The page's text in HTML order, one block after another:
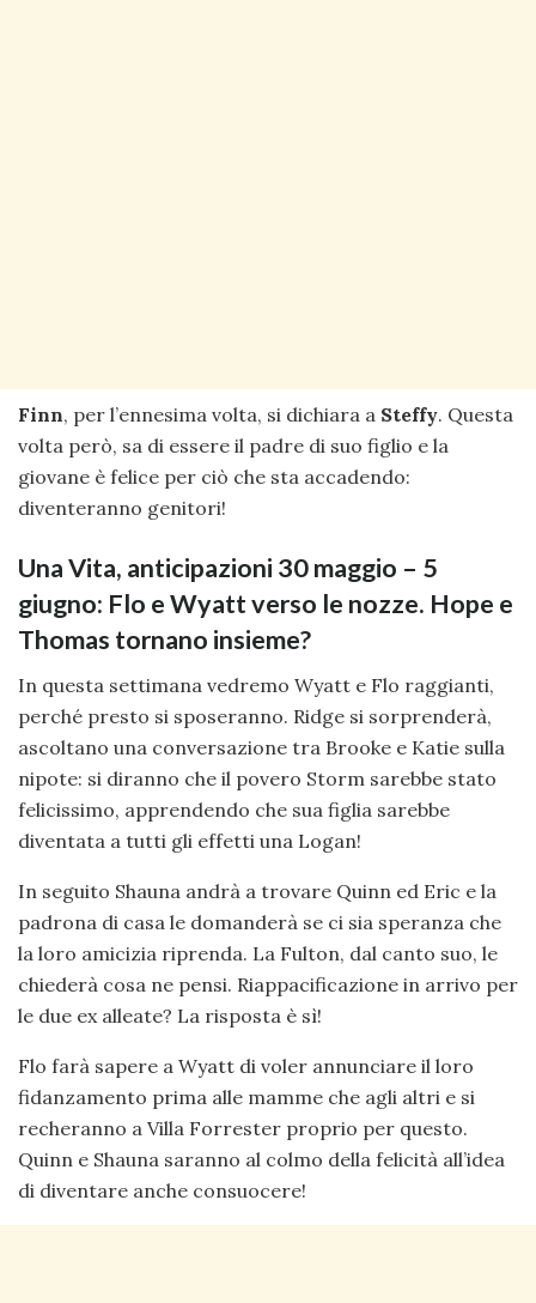
Finn, per l’ennesima volta, si dichiara a Steffy. Questa
volta però, sa di essere il padre di suo figlio e la
giovane è felice per ciò che sta accadendo:
diventeranno genitori!
Una Vita, anticipazioni 30 maggio – 5
giugno: Flo e Wyatt verso le nozze. Hope e
Thomas tornano insieme?
In questa settimana vedremo Wyatt e Flo raggianti,
perché presto si sposeranno. Ridge si sorprenderà,
ascoltano una conversazione tra Brooke e Katie sulla
nipote: si diranno che il povero Storm sarebbe stato
felicissimo, apprendendo che sua figlia sarebbe
diventata a tutti gli effetti una Logan!
In seguito Shauna andrà a trovare Quinn ed Eric e la
padrona di casa le domanderà se ci sia speranza che
la loro amicizia riprenda. La Fulton, dal canto suo, le
chiederà cosa ne pensi. Riappacificazione in arrivo per
le due ex alleate? La risposta è sì!
Flo farà sapere a Wyatt di voler annunciare il loro
fidanzamento prima alle mamme che agli altri e si
recheranno a Villa Forrester proprio per questo.
Quinn e Shauna saranno al colmo della felicità all’idea
di diventare anche consuocere!